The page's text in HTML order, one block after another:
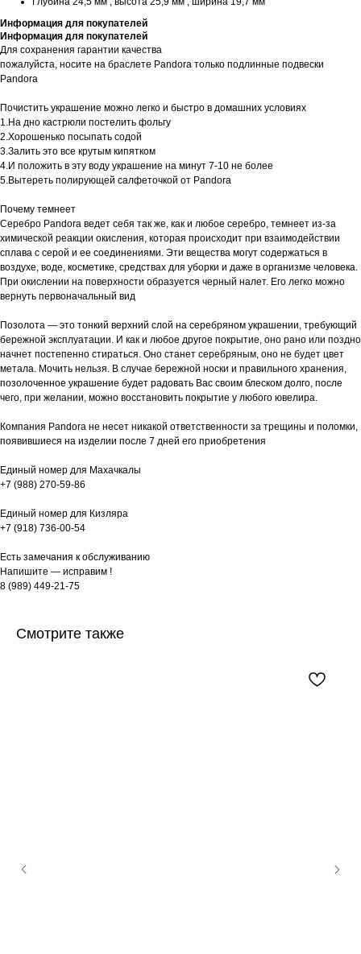
Информация для покупателей
Информация для покупателей
Для сохранения гарантии качества
пожалуйста, носите на браслете Pandora только подлинные подвески
Pandora
Почистить украшение можно легко и быстро в домашних условиях
1.На дно кастрюли постелить фольгу
2.Хорошенько посыпать содой
3.Залить это все крутым кипятком
4.И положить в эту воду украшение на минут 7-10 не более
5.Вытереть полирующей салфеточкой от Pandora
Почему темнеет
Серебро Pandora ведет себя так же, как и любое серебро, темнеет из-за
химической реакции окисления, которая происходит при взаимодействии
сплава с серой и ее соединениями. Эти вещества могут содержаться в
воздухе, воде, косметике, средствах для уборки и даже в организме человека.
При окислении на поверхности образуется черный налет. Его легко можно
вернуть первоначальный вид
Позолота — это тонкий верхний слой на серебряном украшении, требующий
бережной эксплуатации. И как и любое другое покрытие, оно рано или поздно
начнет постепенно стираться. Оно станет серебряным, оно не будет цвет
метала. Мочить нельзя. В случае бережной носки и правильного хранения,
позолоченное украшение будет радовать Вас своим блеском долго, после
чего, при желании, можно восстановить покрытие у любого ювелира.
Компания Pandora не несет никакой ответственности за трещины и поломки,
появившиеся на изделии после 7 дней его приобретения
Единый номер для Махачкалы
+7 (988) 270-59-86
Единый номер для Кизляра
+7 (918) 736-00-54
Есть замечания к обслуживанию
Напишите — исправим !
8 (989) 449-21-75
Смотрите также